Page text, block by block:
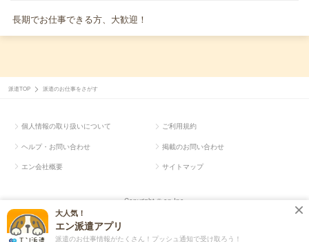
長期でお仕事できる方、大歓迎！
大人気！
エン派遣アプリ
派遣のお仕事情報がたくさん！プッシュ通知で受け取ろう！
派遣TOP 派遣のお仕事をさがす
個人情報の取り扱いについて ご利用規約
ヘルプ・お問い合わせ 掲載のお問い合わせ
エン会社概要 サイトマップ
Copyright © en Inc.